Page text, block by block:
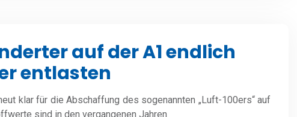
auf der A1 endlich
entlasten
klar für die Abschaffung des sogenannten „Luft-100ers“ auf
sind in den vergangenen Jahren